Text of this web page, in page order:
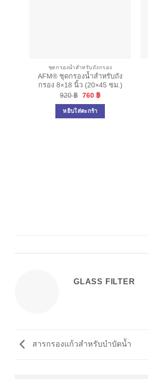
ชุดกรองน้ำสำหรับถังกรอง
AFM® ชุดกรองน้ำสำหรับถัง
กรอง 8×18 นิ้ว (20×45 ซม.)
920฿ Original
was:
920 ฿.
760 ฿Current
หยิบใส่ตะกร้า
GLASS FILTER
สารกรองแก้วสำหรับบำบัดน้ำ